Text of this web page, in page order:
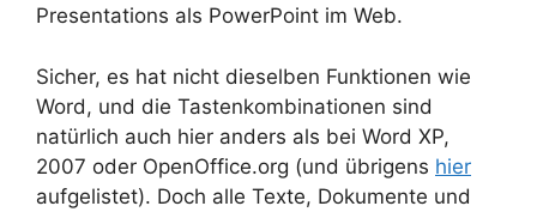
Presentations als PowerPoint im Web.
Sicher, es hat nicht dieselben Funktionen wie
Word, und die Tastenkombinationen sind
natürlich auch hier anders als bei Word XP,
2007 oder OpenOffice.org (und übrigens hier
aufgelistet). Doch alle Texte, Dokumente und